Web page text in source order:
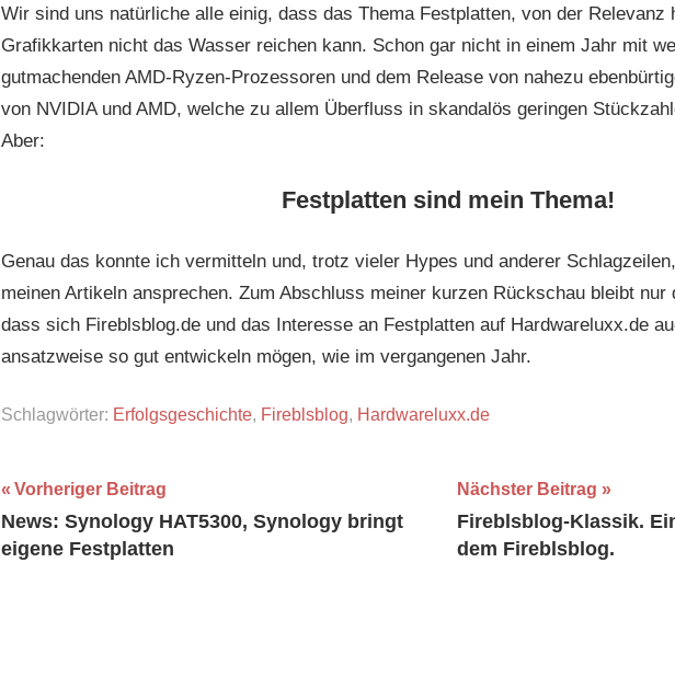
Wir sind uns natürliche alle einig, dass das Thema Festplatten, von der Relevanz
Grafikkarten nicht das Wasser reichen kann. Schon gar nicht in einem Jahr mit
gutmachenden AMD-Ryzen-Prozessoren und dem Release von nahezu
von NVIDIA und AMD, welche zu allem Überfluss in skandalös geringen
Aber:
Festplatten sind mein Thema!
Genau das konnte ich vermitteln und, trotz vieler Hypes und anderer
meinen Artikeln ansprechen. Zum Abschluss meiner kurzen Rückschau bleibt nur
dass sich Fireblsblog.de und das Interesse an Festplatten auf Hardwareluxx.de
ansatzweise so gut entwickeln mögen, wie im vergangenen Jahr.
Schlagwörter: Erfolgsgeschichte, Fireblsblog, Hardwareluxx.de
Beitragsnavigation
Vorheriger Beitrag
News: Synology HAT5300, Synology bringt
eigene Festplatten
Nächster Beitrag
Fireblsblog-Klassik.
dem Fireblsblog.